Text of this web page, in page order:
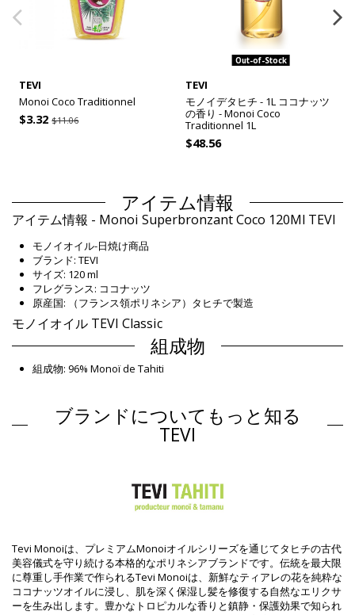
TEVI
Monoi Coco Traditionnel
$3.32$11.06
Out-of-Stock
TEVI
モノイデタヒチ - 1L ココナッツ
の香り - Monoi Coco
Traditionnel 1L
$48.56
アイテム情報
アイテム情報 - Monoi Superbronzant Coco 120Ml TEVI
モノイオイル-日焼け商品
ブランド: TEVI
サイズ: 120 ml
フレグランス: ココナッツ
原産国: （フランス領ポリネシア）タヒチで製造
モノイオイル TEVI Classic
組成物
組成物: 96% Monoï de Tahiti
部門: Unisex, モノイオイル
パッケージを含む: 1 x モノイオイル (他の装飾品は含まれていませ
EAN: ワンサイズ (3076003222777)
サプライヤー参照 : 101251515
重さ : 130g / 0.29lb / 4.59oz
洗い方と手入れ方法
お手入れ方法: TEVI Monoi Superbronzant Coco 120Ml
ブランドについてもっと知る
TEVI
Tevi Monoiは、プレミアムMonoiオイルシリーズを通じてタヒチの古代
美容儀式を守り続ける本格的なポリネシアブランドです。伝統を最大限
に尊重し手作業で作られるTevi Monoiは、新鮮なティアレの花を純粋な
ココナッツオイルに浸し、肌を深く保湿し髪を修復する自然なエリクサ
ーを生み出します。豊かなトロピカルな香りと鎮静・保護効果で知られ